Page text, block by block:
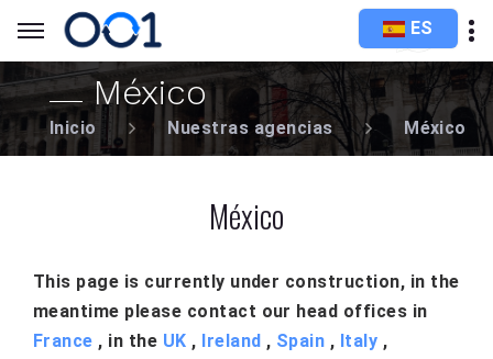
ES
México
Inicio Nuestras agencias México
México
This page is currently under construction, in the
meantime please contact our head offices in
France , in the UK , Ireland , Spain , Italy ,